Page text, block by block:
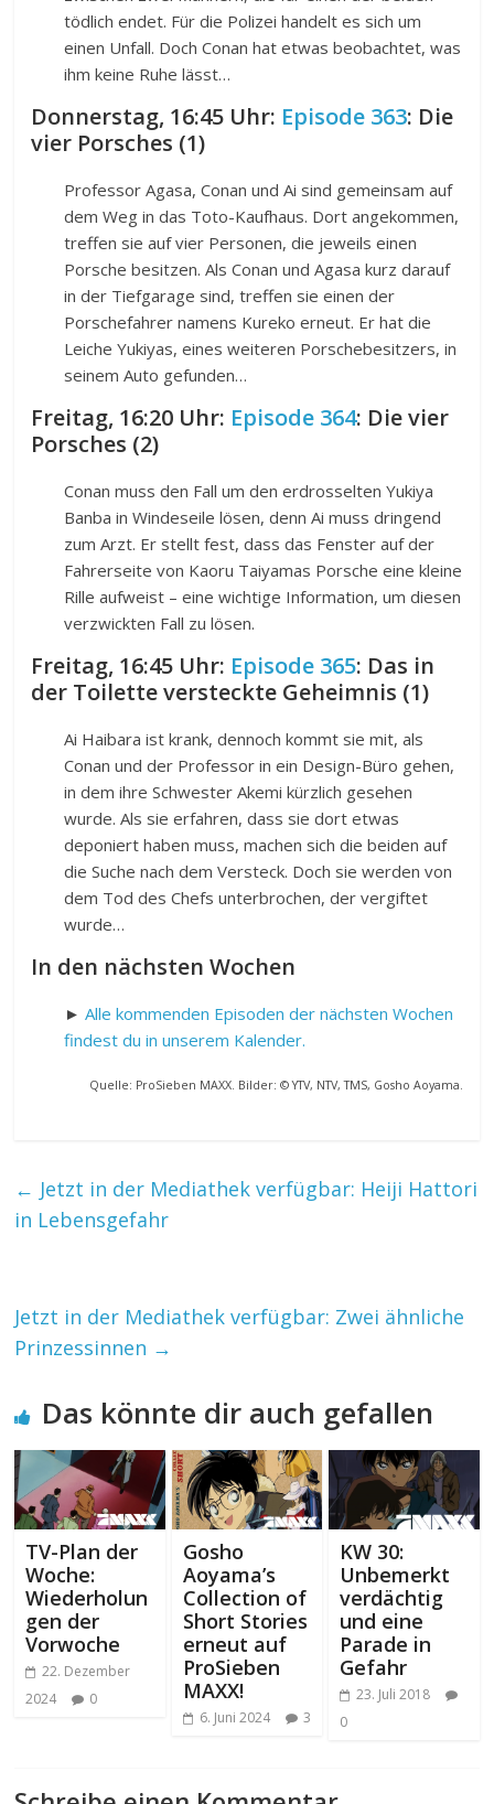
tödlich endet. Für die Polizei handelt es sich um
einen Unfall. Doch Conan hat etwas beobachtet, was
ihm keine Ruhe lässt…
Donnerstag, 16:45 Uhr: Episode 363: Die
vier Porsches (1)
Professor Agasa, Conan und Ai sind gemeinsam auf
dem Weg in das Toto-Kaufhaus. Dort angekommen,
treffen sie auf vier Personen, die jeweils einen
Porsche besitzen. Als Conan und Agasa kurz darauf
in der Tiefgarage sind, treffen sie einen der
Porschefahrer namens Kureko erneut. Er hat die
Leiche Yukiyas, eines weiteren Porschebesitzers, in
seinem Auto gefunden…
Freitag, 16:20 Uhr: Episode 364: Die vier
Porsches (2)
Conan muss den Fall um den erdrosselten Yukiya
Banba in Windeseile lösen, denn Ai muss dringend
zum Arzt. Er stellt fest, dass das Fenster auf der
Fahrerseite von Kaoru Taiyamas Porsche eine kleine
Rille aufweist – eine wichtige Information, um diesen
verzwickten Fall zu lösen.
Freitag, 16:45 Uhr: Episode 365: Das in
der Toilette versteckte Geheimnis (1)
Ai Haibara ist krank, dennoch kommt sie mit, als
Conan und der Professor in ein Design-Büro gehen,
in dem ihre Schwester Akemi kürzlich gesehen
wurde. Als sie erfahren, dass sie dort etwas
deponiert haben muss, machen sich die beiden auf
die Suche nach dem Versteck. Doch sie werden von
dem Tod des Chefs unterbrochen, der vergiftet
wurde…
In den nächsten Wochen
►Alle kommenden Episoden der nächsten Wochen
findest du in unserem Kalender.
Quelle: ProSieben MAXX. Bilder: © YTV, NTV, TMS, Gosho Aoyama.
← Jetzt in der Mediathek verfügbar: Heiji Hattori
in Lebensgefahr
Jetzt in der Mediathek verfügbar: Zwei ähnliche
Prinzessinnen →
Das könnte dir auch gefallen
TV-Plan der
Woche:
Wiederholun
gen der
Vorwoche
22. Dezember
2024
0
Gosho
Aoyama’s
Collection of
Short Stories
erneut auf
ProSieben
MAXX!
6. Juni 2024 3
KW 30:
Unbemerkt
verdächtig
und eine
Parade in
Gefahr
23. Juli 2018
0